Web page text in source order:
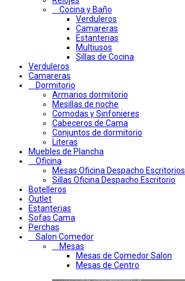
Cocina y Baño
Verduleros
Camareras
Estanterias
Multiusos
Sillas de Cocina
Verduleros
Camareras
Dormitorio
Armarios dormitorio
Mesillas de noche
Comodas y Sinfonieres
Cabeceros de Cama
Conjuntos de dormitorio
Literas
Muebles de Plancha
Oficina
Mesas Oficina Despacho Escritorios
Sillas Oficina Despacho Escritorio
Botelleros
Outlet
Estanterias
Sofas Cama
Perchas
Salon Comedor
Mesas
Mesas de Comedor Salon
Mesas de Centro